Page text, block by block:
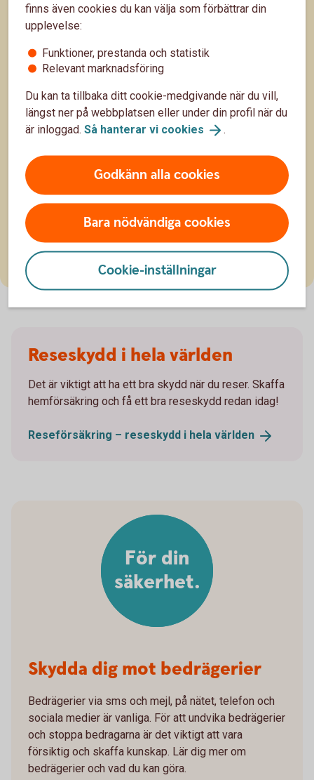
Köpa stuga eller fritidshus?
Ett alldeles eget ställe där du kan tillbringa dina
lediga stunder – det är klart att det låter lockande.
Men har du koll på vad du ska du tänka på innan du
köper stuga? Vi guidar dig i stugdjungeln!
8 okt. 2025
Fritid
Reseskydd i hela världen
Det är viktigt att ha ett bra skydd när du reser. Skaffa
hemförsäkring och få ett bra reseskydd redan idag!
Reseförsäkring – reseskydd i hela världen
För din
säkerhet.
Skydda dig mot bedrägerier
Bedrägerier via sms och mejl, på nätet, telefon och
sociala medier är vanliga. För att undvika bedrägerier
och stoppa bedragarna är det viktigt att vara
försiktig och skaffa kunskap. Lär dig mer om
bedrägerier och vad du kan göra.
finns även cookies du kan välja som förbättrar din
upplevelse:
Funktioner, prestanda och statistik
Relevant marknadsföring
Du kan ta tillbaka ditt cookie-medgivande när du vill,
längst ner på webbplatsen eller under din profil när du
är inloggad. Så hanterar vi cookies .
Godkänn alla cookies
Bara nödvändiga cookies
Cookie-inställningar